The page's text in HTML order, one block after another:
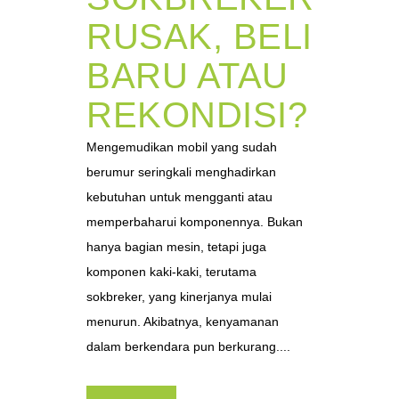
RUSAK, BELI
BARU ATAU
REKONDISI?
Mengemudikan mobil yang sudah
berumur seringkali menghadirkan
kebutuhan untuk mengganti atau
memperbaharui komponennya. Bukan
hanya bagian mesin, tetapi juga
komponen kaki-kaki, terutama
sokbreker, yang kinerjanya mulai
menurun. Akibatnya, kenyamanan
dalam berkendara pun berkurang....